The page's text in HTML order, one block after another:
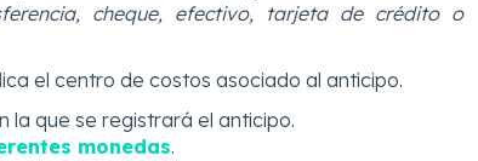
cheque, efectivo, tarjeta de crédito o
el centro de costos asociado al anticipo.
la que se registrará el anticipo.
monedas.